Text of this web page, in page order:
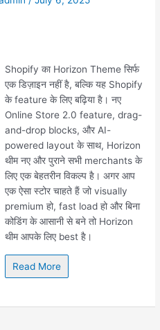
Shopify का Horizon Theme सिर्फ
एक डिज़ाइन नहीं है, बल्कि यह Shopify
के feature के लिए बढ़िया है। नए
Online Store 2.0 feature, drag-
and-drop blocks, और AI-
powered layout के साथ, Horizon
थीम नए और पुराने सभी merchants के
लिए एक बेहतरीन विकल्प है। अगर आप
एक ऐसा स्टोर चाहते हैं जो visually
premium हो, fast load हो और बिना
कोडिंग के आसानी से बने तो Horizon
थीम आपके लिए best है।
Read More